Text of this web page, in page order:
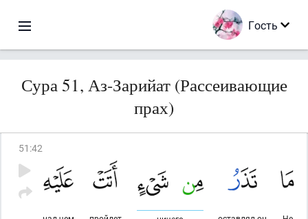
Гость
Сура 51, Аз-Зарийат (Рассеивающие
прах)
51 :42